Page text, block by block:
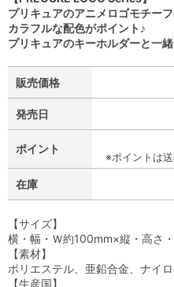
プリキュアのアニメロゴモチー
カラフルな配色がポイント♪
プリキュアのキーホルダーと一
販売価格
発売日
ポイント
※ポイントは
在庫
【サイズ】
横・幅・Ｗ約100mm×縦・高さ
【素材】
ポリエステル、亜鉛合金、ナイ
【生産国】